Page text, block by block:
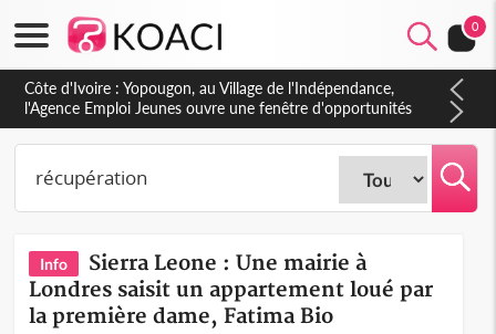
0
Côte d'Ivoire : Yopougon, au Village de l'Indépendance,
l'Agence Emploi Jeunes ouvre une fenêtre d'opportunités
pour la jeunesse ivoirienne
Info
Sierra Leone : Une mairie à
Londres saisit un appartement loué par
la première dame, Fatima Bio